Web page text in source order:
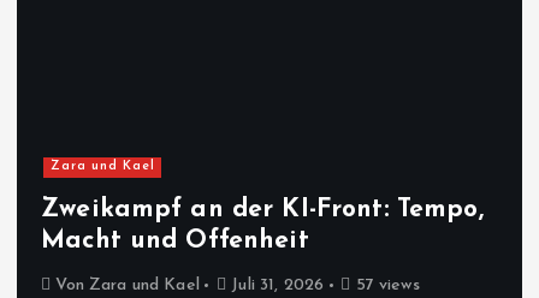
Zara und Kael
Zweikampf an der KI-Front: Tempo,
Macht und Offenheit
Von Zara und Kael Juli 31, 2026 57 views